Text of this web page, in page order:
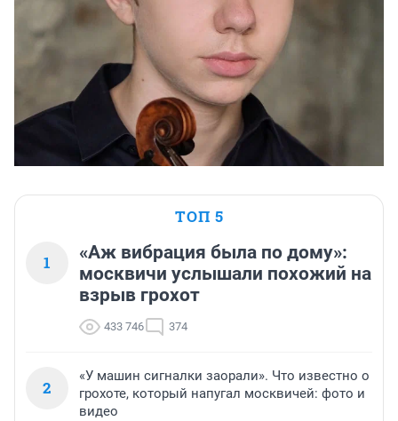
ТОП 5
1
«Аж вибрация была по дому»:
москвичи услышали похожий на
взрыв грохот
433 746 374
2
«У машин сигналки заорали». Что известно о
грохоте, который напугал москвичей: фото и
видео